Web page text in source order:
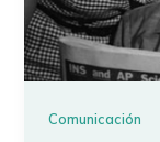
Comunicación